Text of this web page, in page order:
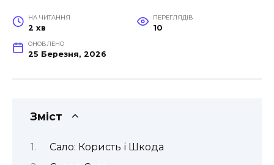
НА ЧИТАННЯ
2 хв
ПЕРЕГЛЯДІВ
10
ОНОВЛЕНО
25 Березня, 2026
Зміст
Сало: Користь і Шкода